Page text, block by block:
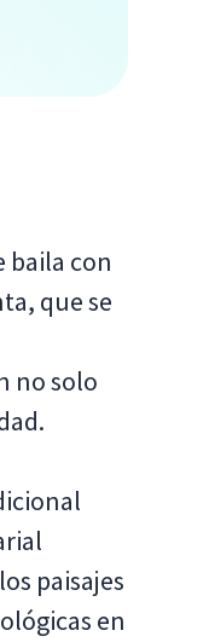
baila con
que se
no solo
paisajes
en